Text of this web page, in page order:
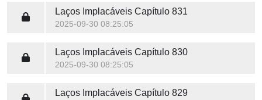
Laços ImplacáveisCapítulo 831
2025-09-30 08:25:05
Laços ImplacáveisCapítulo 830
2025-09-30 08:25:05
Laços ImplacáveisCapítulo 829